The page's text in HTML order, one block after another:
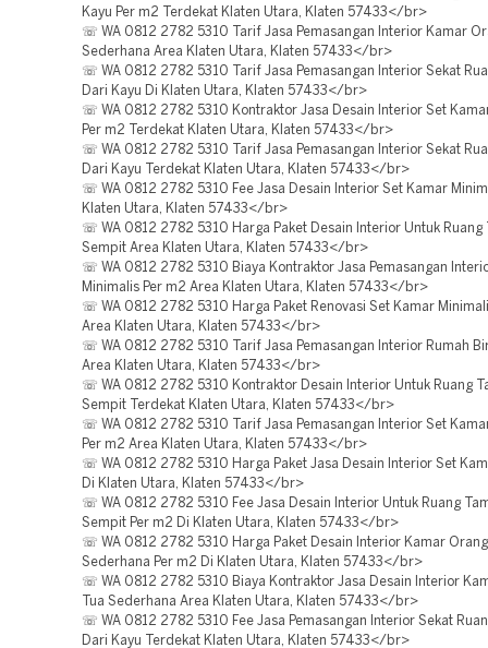
Kayu Per m2 Terdekat Klaten Utara, Klaten 57433</br>
☏ WA 0812 2782 5310 Tarif Jasa Pemasangan Interior Kamar
Sederhana Area Klaten Utara, Klaten 57433</br>
☏ WA 0812 2782 5310 Tarif Jasa Pemasangan Interior Sekat
Dari Kayu Di Klaten Utara, Klaten 57433</br>
☏ WA 0812 2782 5310 Kontraktor Jasa Desain Interior Set
Per m2 Terdekat Klaten Utara, Klaten 57433</br>
☏ WA 0812 2782 5310 Tarif Jasa Pemasangan Interior Sekat
Dari Kayu Terdekat Klaten Utara, Klaten 57433</br>
☏ WA 0812 2782 5310 Fee Jasa Desain Interior Set Kamar
Klaten Utara, Klaten 57433</br>
☏ WA 0812 2782 5310 Harga Paket Desain Interior Untuk Ruang
Sempit Area Klaten Utara, Klaten 57433</br>
☏ WA 0812 2782 5310 Biaya Kontraktor Jasa Pemasangan
Minimalis Per m2 Area Klaten Utara, Klaten 57433</br>
☏ WA 0812 2782 5310 Harga Paket Renovasi Set Kamar
Area Klaten Utara, Klaten 57433</br>
☏ WA 0812 2782 5310 Tarif Jasa Pemasangan Interior Rumah
Area Klaten Utara, Klaten 57433</br>
☏ WA 0812 2782 5310 Kontraktor Desain Interior Untuk Ruang
Sempit Terdekat Klaten Utara, Klaten 57433</br>
☏ WA 0812 2782 5310 Tarif Jasa Pemasangan Interior Set
Per m2 Area Klaten Utara, Klaten 57433</br>
☏ WA 0812 2782 5310 Harga Paket Jasa Desain Interior Set
Di Klaten Utara, Klaten 57433</br>
☏ WA 0812 2782 5310 Fee Jasa Desain Interior Untuk Ruang
Sempit Per m2 Di Klaten Utara, Klaten 57433</br>
☏ WA 0812 2782 5310 Harga Paket Desain Interior Kamar
Sederhana Per m2 Di Klaten Utara, Klaten 57433</br>
☏ WA 0812 2782 5310 Biaya Kontraktor Jasa Desain Interior
Tua Sederhana Area Klaten Utara, Klaten 57433</br>
☏ WA 0812 2782 5310 Fee Jasa Pemasangan Interior Sekat
Dari Kayu Terdekat Klaten Utara, Klaten 57433</br>